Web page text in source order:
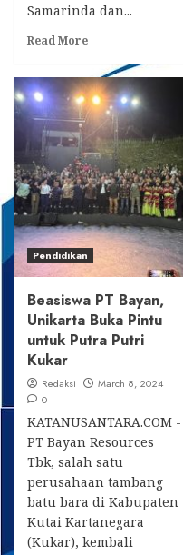
Samarinda dan...
Read MoreRead
about
Waka
Polresta
Samarinda
Hadiri
Peresmian
Kantor
Denpal
VI/1
Samarinda
Pendidikan
Beasiswa PT Bayan,
Unikarta Buka Pintu
untuk Putra Putri
Kukar
Redaksi
March 8, 2024
0
KATANUSANTARA.COM -
PT Bayan Resources
Tbk, salah satu
perusahaan tambang
batu bara di Kabupaten
Kutai Kartanegara
(Kukar), kembali